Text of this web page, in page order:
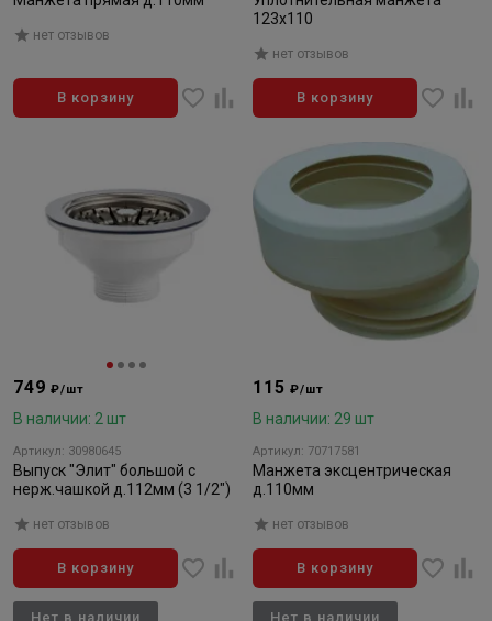
нет отзывов
В корзину
123х110
нет отзывов
В корзину
749₽/шт
В наличии: 2 шт
Артикул: 30980645
Выпуск "Элит" большой с
нерж.чашкой д.112мм (3 1/2")
нет отзывов
В корзину
115₽/шт
В наличии: 29 шт
Артикул: 70717581
Манжета эксцентрическая
д.110мм
нет отзывов
В корзину
Нет в наличии Нет в наличии